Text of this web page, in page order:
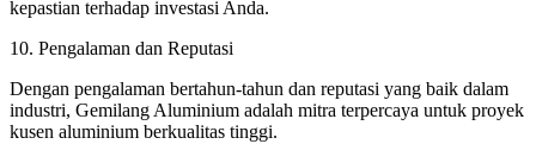
kepastian terhadap investasi Anda.
10. Pengalaman dan Reputasi
Dengan pengalaman bertahun-tahun dan reputasi yang baik dalam
industri, Gemilang Aluminium adalah mitra terpercaya untuk proyek
kusen aluminium berkualitas tinggi.